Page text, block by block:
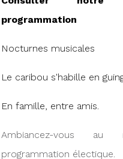
programmation
Nocturnes musicales
Le caribou s'habille en
En famille, entre amis.
Ambiancez-vous au
programmation électique.